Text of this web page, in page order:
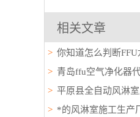
相关文章
你知道怎么判断FFU
青岛ffu空气净化器
平原县全自动风淋
*的风淋室施工生产